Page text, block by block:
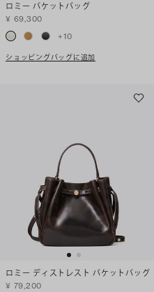
ロミー バケットバッグ
¥ 69,300
+10
ショッピングバッグに追加
ロミー ディストレスト バケットバッグ
¥ 79,200